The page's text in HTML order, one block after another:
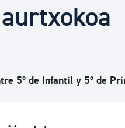
animales y consumo
5º de Infantil y 5º de